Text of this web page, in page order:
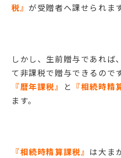
税』が受贈者へ課せられます
しかし、生前贈与であれば
て非課税で贈与できるので
『暦年課税』
と 『相続時精
ます。
『相続時精算課税』 は大ま